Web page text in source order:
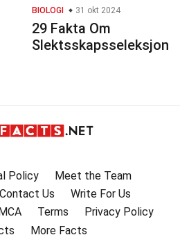
BIOLOGI 31 okt 2024
29 Fakta Om
Slektsskapsseleksjon
Policy
Meet the Team
Contact Us
Write For Us
Terms
Privacy Policy
More Facts